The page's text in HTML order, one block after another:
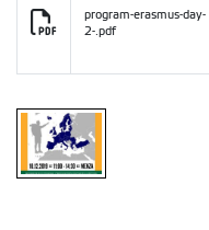
program-erasmus-day-
2-.pdf